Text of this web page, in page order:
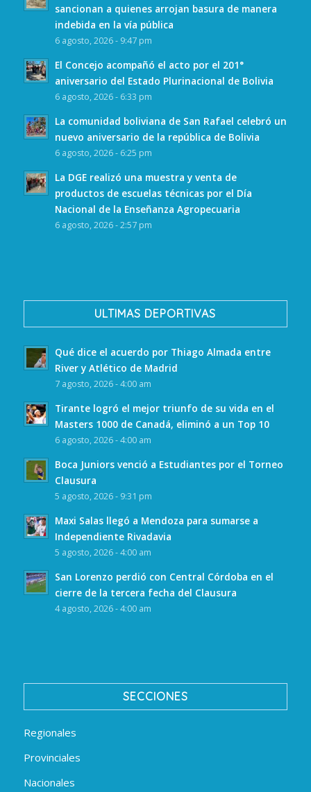
sancionan a quienes arrojan basura de manera
indebida en la vía pública
6 agosto, 2026 - 9:47 pm
El Concejo acompañó el acto por el 201°
aniversario del Estado Plurinacional de Bolivia
6 agosto, 2026 - 6:33 pm
La comunidad boliviana de San Rafael celebró un
nuevo aniversario de la república de Bolivia
6 agosto, 2026 - 6:25 pm
La DGE realizó una muestra y venta de
productos de escuelas técnicas por el Día
Nacional de la Enseñanza Agropecuaria
6 agosto, 2026 - 2:57 pm
ULTIMAS DEPORTIVAS
Qué dice el acuerdo por Thiago Almada entre
River y Atlético de Madrid
7 agosto, 2026 - 4:00 am
Tirante logró el mejor triunfo de su vida en el
Masters 1000 de Canadá, eliminó a un Top 10
6 agosto, 2026 - 4:00 am
Boca Juniors venció a Estudiantes por el Torneo
Clausura
5 agosto, 2026 - 9:31 pm
Maxi Salas llegó a Mendoza para sumarse a
Independiente Rivadavia
5 agosto, 2026 - 4:00 am
San Lorenzo perdió con Central Córdoba en el
cierre de la tercera fecha del Clausura
4 agosto, 2026 - 4:00 am
SECCIONES
Regionales
Provinciales
Nacionales